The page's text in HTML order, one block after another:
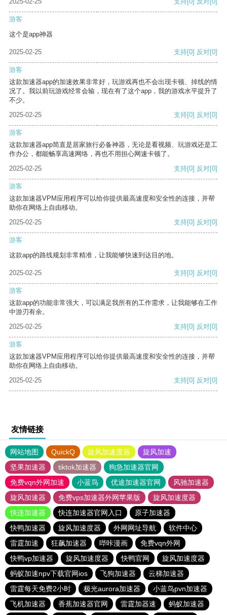
游客
这个是app神器
2025-02-25 支持[0] 反对[0]
游客
这款加速器app的加速效果非常好，玩游戏再也不会出现卡顿、掉线的情
况了。我以前玩游戏经常会输，现在有了这个app，我的游戏水平提升了
不少。
2025-02-25
支持[0] 反对[0]
游客
这款加速器app简直是居家旅行必备神器，无论是看视频、玩游戏还是工
作办公，都能畅享高速网络，再也不用担心网速卡顿了。
2025-02-25
支持[0] 反对[0]
游客
这款加速器VPM应用程序可以给你提供最高速度和安全性的连接，并帮
助你在网络上自由移动。
2025-02-25
支持[0] 反对[0]
游客
这款app的路线规划非常精准，让我能够快速到达目的地。
2025-02-25 支持[0] 反对[0]
游客
这款app的功能非常强大，可以满足我所有的工作需求，让我能够在工作
中游刃有余。
2025-02-25
支持[0] 反对[0]
游客
这款加速器VPM应用程序可以给你提供最高速度和安全性的连接，并帮
助你在网络上自由移动。
2025-02-25
支持[0] 反对[0]
友情链接
网站地图 QuickQ 旋风加速度器
旋风加速
坚果加速器
tiktok加速器
狗急加速器官网
免费vqn外网加速
小蓝鸟 优途加速器官网
风驰加速器
旋风加速器
免费vps加速器外网苹果版
旋风加速度器
快连加速器
快连加速器官网入口
原子加速器
快鸭加速器
旋风加速度器 外网网址导航
软件中心
雷霆加速
狂飙加速器 哔咔漫画
免费vqn外网
快鸭vp加速器
旋风加速度器 快鸭官网
旋风加速度器
蚂蚁加速npv下载官网ios
飞狗加速器
云梯加速器
雷霆每天免费2小时
极光aurora加速器
小蓝鸟pvn加速器
飞机加速器
香蕉加速器官网 雷霆加器速 蚂蚁加速器